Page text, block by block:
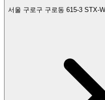
서울 구로구 구로동 615-3 STX-